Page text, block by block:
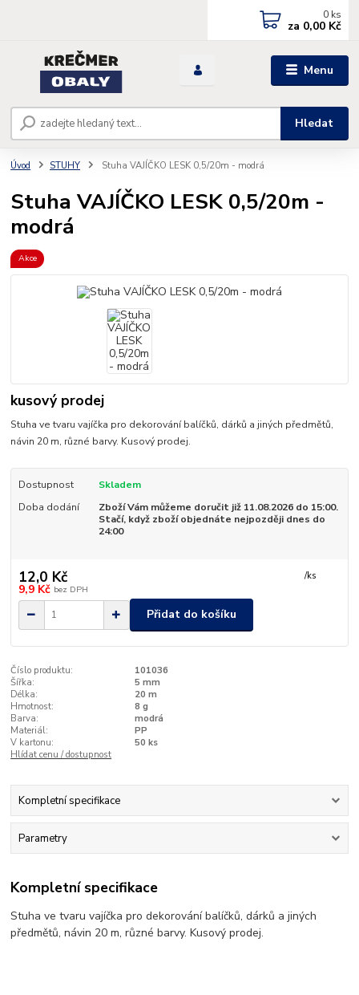
Menu
Hledat
0 ks
za 0,00 Kč
Úvod STUHY Stuha VAJÍČKO LESK 0,5/20m - modrá
Stuha VAJÍČKO LESK 0,5/20m -
modrá
Akce
kusový prodej
Stuha ve tvaru vajíčka pro dekorování balíčků, dárků a jiných předmětů,
návin 20 m, různé barvy. Kusový prodej.
Dostupnost
Skladem
Doba dodání
Zboží Vám můžeme doručit již 11.08.2026 do 15:00.
Stačí, když zboží objednáte nejpozději dnes do
24:00
12,0 Kč /ks
9,9 Kč bez DPH
Přidat do košíku
Číslo produktu:
101036
Šířka:
5 mm
Délka:
20 m
Hmotnost:
8 g
Barva:
modrá
Materiál:
PP
V kartonu:
50 ks
Hlídat cenu / dostupnost
Kompletní specifikace
Parametry
Kompletní specifikace
Stuha ve tvaru vajíčka pro dekorování balíčků, dárků a jiných
předmětů, návin 20 m, různé barvy. Kusový prodej.